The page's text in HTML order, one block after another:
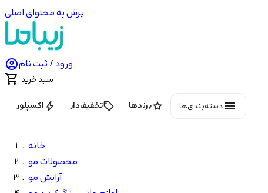
پرش به محتوای اصلی
ورود / ثبت نام
 سبد خرید
menuدسته‌بندی‌ها starبرندها local_offerتخفیف‌دار boltاکسپلور
خانه
محصولات مو
آرایش مو